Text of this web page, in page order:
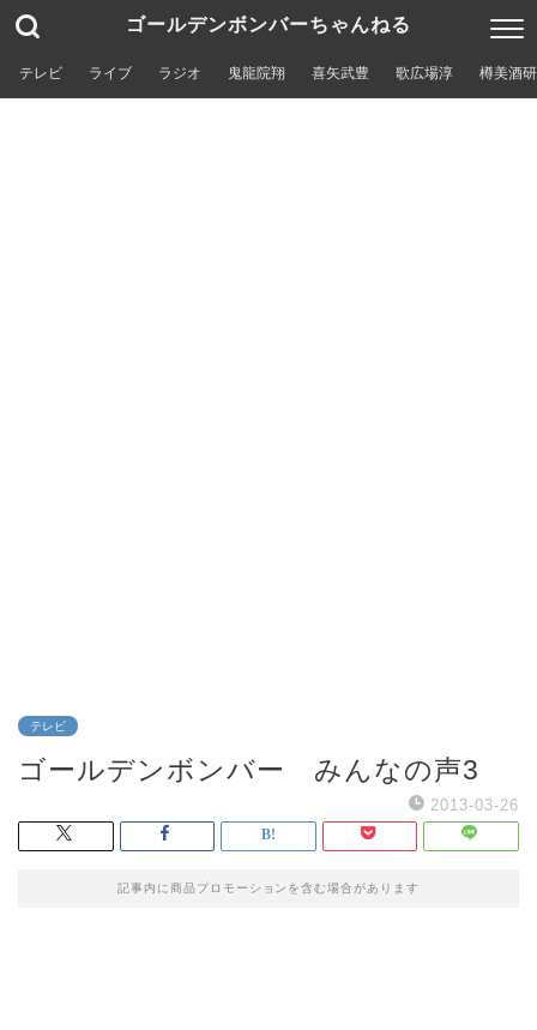
ゴールデンボンバーちゃんねる
テレビ ライブ ラジオ 鬼龍院翔 喜矢武豊 歌広場淳 樽美酒
テレビ
ゴールデンボンバー みんなの声3
2013-03-26
記事内に商品プロモーションを含む場合があります